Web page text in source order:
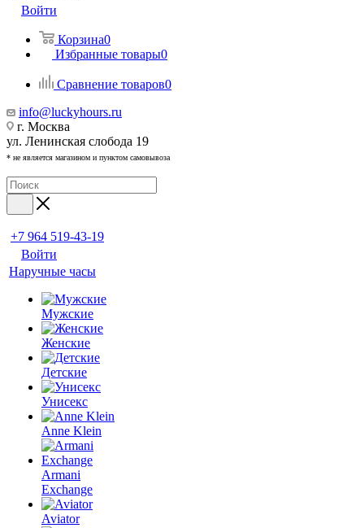
Войти
Корзина0
Избранные товары0
Сравнение товаров0
info@luckyhours.ru
г. Москва
ул. Ленинская слобода 19
* не является магазином и пунктом самовывоза
+7 964 519-43-19
Войти
Наручные часы
Мужские
Женские
Детские
Унисекс
Anne Klein
Armani
Exchange
Aviator